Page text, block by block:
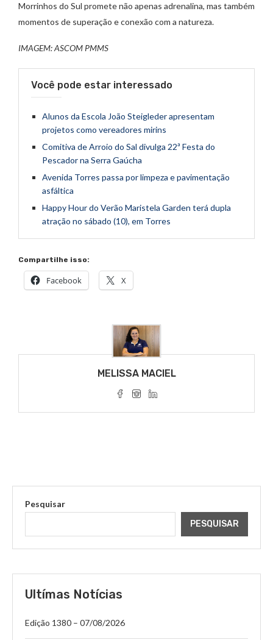
Morrinhos do Sul promete não apenas adrenalina, mas também
momentos de superação e conexão com a natureza.
IMAGEM: ASCOM PMMS
Você pode estar interessado
Alunos da Escola João Steigleder apresentam
projetos como vereadores mirins
Comitiva de Arroio do Sal divulga 22ª Festa do
Pescador na Serra Gaúcha
Avenida Torres passa por limpeza e pavimentação
asfáltica
Happy Hour do Verão Maristela Garden terá dupla
atração no sábado (10), em Torres
Compartilhe isso:
Facebook X
MELISSA MACIEL
Pesquisar
PESQUISAR
Ultímas Notícias
Edição 1380 – 07/08/2026